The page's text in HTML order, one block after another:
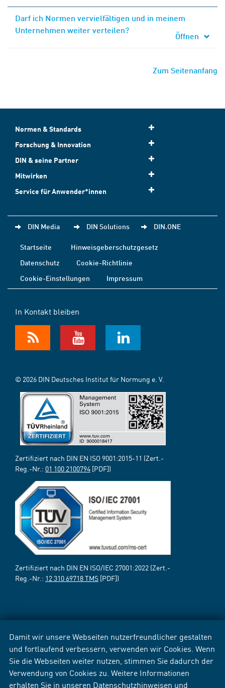
Damit wir unsere Webseiten nutzerfreundlicher gestalten
und fortlaufend verbessern, verwenden wir Cookies. Wenn
Sie die Webseiten weiter nutzen, stimmen Sie dadurch der
Verwendung von Cookies zu. Weitere Informationen
erhalten Sie in unseren Datenschutzhinweisen und
Darf ich Normen vervielfältigen und in meinem
Unternehmen weiter verteilen?
Öffnen
Zum Seitenanfang
Normen & Standards
Forschung & Innovation
DIN & seine Partner
Mitwirken
Service für Anwender*innen
DIN Media DIN Solutions DIN.ONE
Startseite
Hinweisgeberschutzgesetz
Datenschutz
Cookie-Richtlinie
Cookie-Einstellungen
Impressum
In Kontakt bleiben
© 2026 DIN Deutsches Institut für Normung e. V.
Zertifiziert nach DIN EN ISO 9001:2015-11 (Zert.-
Reg.-Nr.: 01 100 2100794 [PDF])
Zertifiziert nach DIN EN ISO/IEC 27001:2022 (Zert.-
Reg.-Nr.: 12 310 69718 TMS [PDF])